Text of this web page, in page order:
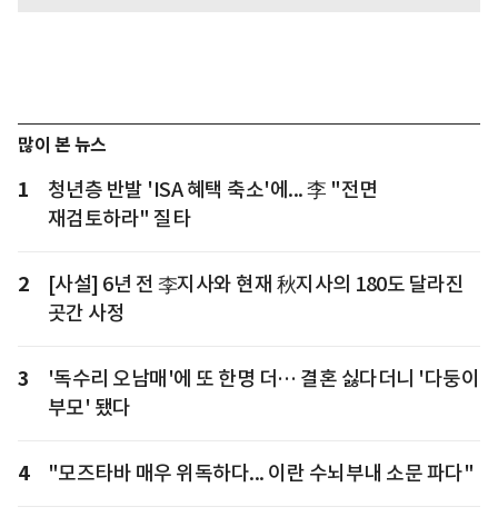
많이 본 뉴스
1
청년층 반발 'ISA 혜택 축소'에... 李 "전면
재검토하라" 질타
2
[사설] 6년 전 李지사와 현재 秋지사의 180도 달라진
곳간 사정
3
'독수리 오남매'에 또 한명 더… 결혼 싫다더니 '다둥이
부모' 됐다
4 "모즈타바 매우 위독하다... 이란 수뇌부내 소문 파다"